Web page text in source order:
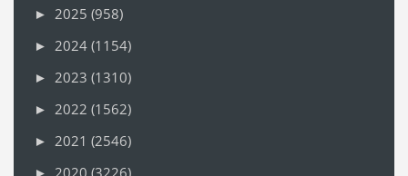
► 2025 (958)
► 2024 (1154)
► 2023 (1310)
► 2022 (1562)
► 2021 (2546)
► 2020 (3226)